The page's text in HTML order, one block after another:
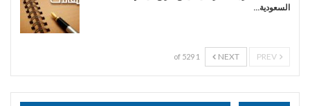
السعودية…
NEXT
1 of 529